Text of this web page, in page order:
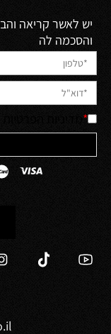
יש לאשר קריאה
והסכמה לה
*